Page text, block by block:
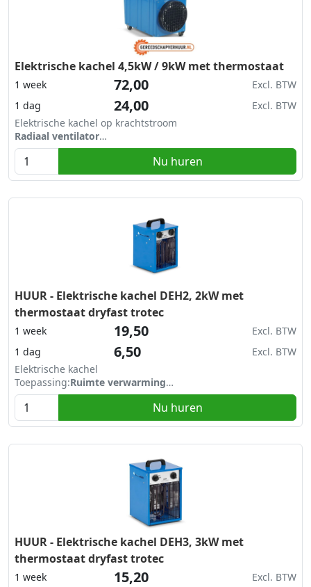
Elektrische kachel 4,5kW / 9kW met thermostaat
1 dag 24,00 Excl. BTW
1 week 72,00 Excl. BTW
Elektrische kachel op krachtstroom
Radiaal ventilator
Vermogen stand 1:4,5 kW
Vermogen stand 2:
Met thermostaat
Nu huren
HUUR - Elektrische kachel DEH2, 2kW met
thermostaat dryfast trotec
1 dag 6,50 Excl. BTW
1 week 19,50 Excl. BTW
Elektrische kachel
Toepassing:Ruimte verwarming
Vermogen stand 1:1 kW
Vermogen stand 2:
Met thermostaat
Nu huren
HUUR - Elektrische kachel DEH3, 3kW met
thermostaat dryfast trotec
1 week 15,20 Excl. BTW